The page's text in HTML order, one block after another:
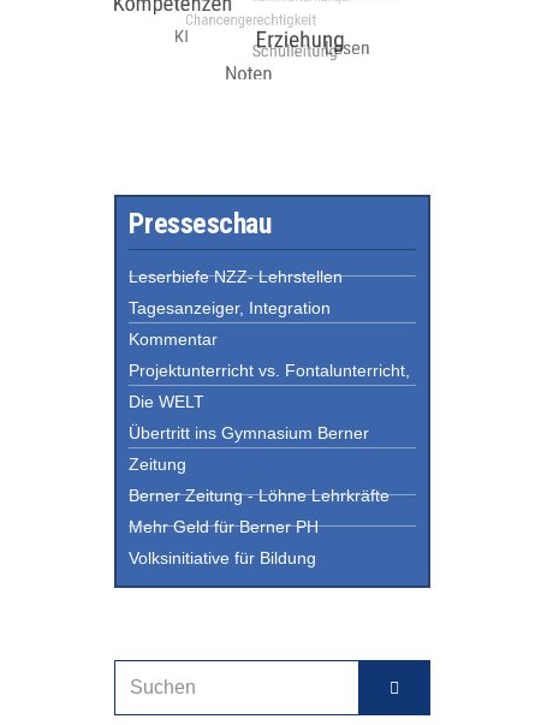
Presseschau
Leserbiefe NZZ- Lehrstellen
Tagesanzeiger, Integration
Kommentar
Projektunterricht vs. Fontalunterricht,
Die WELT
Übertritt ins Gymnasium Berner
Zeitung
Berner Zeitung - Löhne Lehrkräfte
Mehr Geld für Berner PH
Volksinitiative für Bildung